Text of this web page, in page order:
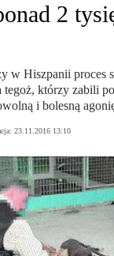
2
w Hiszpanii proces
którzy zabili
i bolesną
23.11.2016 13:10